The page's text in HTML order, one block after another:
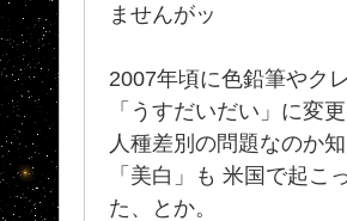
ませんがッ
2007年頃に色鉛筆やク
「うすだいだい」に変更
人種差別の問題なのか
「美白」も 米国で起
た、とか。